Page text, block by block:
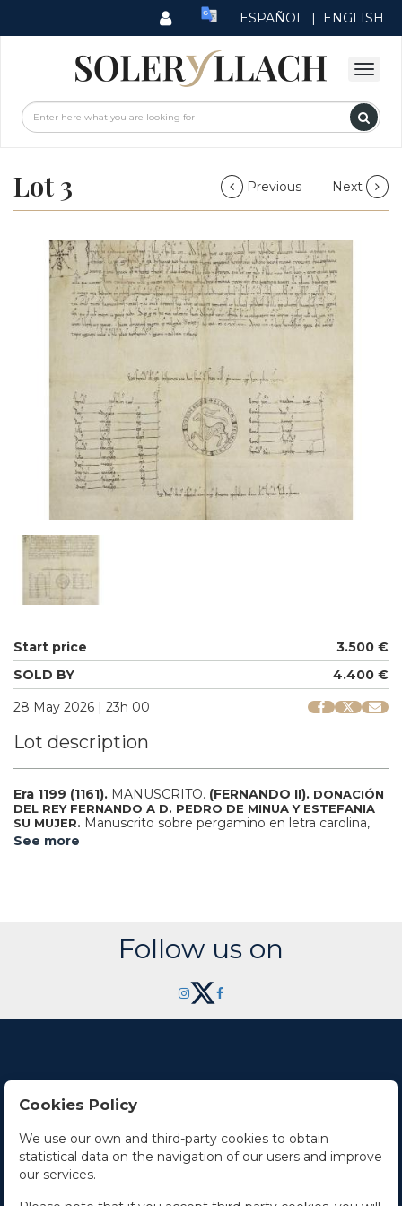
ESPAÑOL | ENGLISH
Lot 3 Previous Next
Start price
3.500 €
SOLD BY
4.400 €
28 May 2026 | 23h 00
Lot description
Era 1199 (1161). MANUSCRITO. (FERNANDO II). DONACIÓN
DEL REY FERNANDO A D. PEDRO DE MINUA Y ESTEFANIA
SU MUJER. Manuscrito sobre pergamino en letra carolina,
38 x 43 cm. Con el signum rodado del rey Fernando II, a los
See more
Follow us on
Contact Us
Office hours
The Company
Cookies Policy
We use our own and third-party cookies to obtain
statistical data on the navigation of our users and improve
our services.